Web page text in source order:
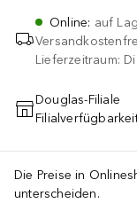
Online: auf
Lieferzeitraum:
Douglas-Filiale
Die Preise in
unterscheiden.